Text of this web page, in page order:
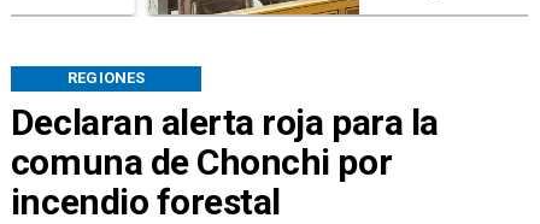
Declaran alerta roja para la
comuna de Chonchi por
incendio forestal
REGIONES